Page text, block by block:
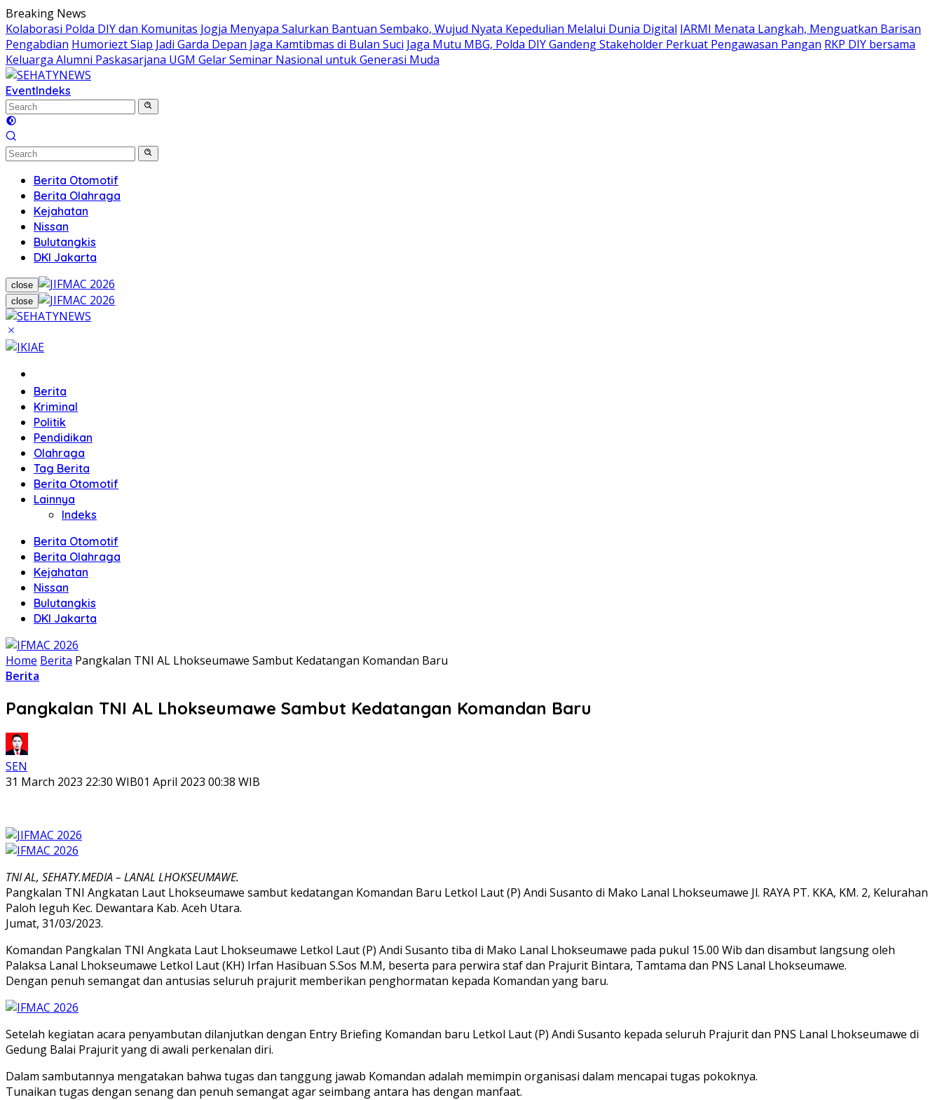
Skip
to
content
Breaking News
Kolaborasi Polda DIY dan Komunitas Jogja Menyapa Salurkan Bantuan Sembako, Wujud Nyata Kepedulian Melalui Dunia Digital IARMI Menata Langkah, Menguatkan Barisan
Pengabdian Humoriezt Siap Jadi Garda Depan Jaga Kamtibmas di Bulan Suci Jaga Mutu MBG, Polda DIY Gandeng Stakeholder Perkuat Pengawasan Pangan RKP DIY bersama
Keluarga Alumni Paskasarjana UGM Gelar Seminar Nasional untuk Generasi Muda
EventIndeks
Berita Otomotif
Berita Olahraga
Kejahatan
Nissan
Bulutangkis
DKI Jakarta
close
close
Berita
Kriminal
Politik
Pendidikan
Olahraga
Tag Berita
Berita Otomotif
Lainnya
Indeks
Berita Otomotif
Berita Olahraga
Kejahatan
Nissan
Bulutangkis
DKI Jakarta
Home Berita Pangkalan TNI AL Lhokseumawe Sambut Kedatangan Komandan Baru
Berita
Pangkalan TNI AL Lhokseumawe Sambut Kedatangan Komandan Baru
SEN
31 March 2023 22:30 WIB01 April 2023 00:38 WIB
TNI AL, SEHATY.MEDIA – LANAL LHOKSEUMAWE.
Pangkalan TNI Angkatan Laut Lhokseumawe sambut kedatangan Komandan Baru Letkol Laut (P) Andi Susanto di Mako Lanal Lhokseumawe Jl. RAYA PT. KKA, KM. 2, Kelurahan
Paloh Ieguh Kec. Dewantara Kab. Aceh Utara.
Jumat, 31/03/2023.
Komandan Pangkalan TNI Angkata Laut Lhokseumawe Letkol Laut (P) Andi Susanto tiba di Mako Lanal Lhokseumawe pada pukul 15.00 Wib dan disambut langsung oleh
Palaksa Lanal Lhokseumawe Letkol Laut (KH) Irfan Hasibuan S.Sos M.M, beserta para perwira staf dan Prajurit Bintara, Tamtama dan PNS Lanal Lhokseumawe.
Dengan penuh semangat dan antusias seluruh prajurit memberikan penghormatan kepada Komandan yang baru.
Setelah kegiatan acara penyambutan dilanjutkan dengan Entry Briefing Komandan baru Letkol Laut (P) Andi Susanto kepada seluruh Prajurit dan PNS Lanal Lhokseumawe di
Gedung Balai Prajurit yang di awali perkenalan diri.
Dalam sambutannya mengatakan bahwa tugas dan tanggung jawab Komandan adalah memimpin organisasi dalam mencapai tugas pokoknya.
Tunaikan tugas dengan senang dan penuh semangat agar seimbang antara has dengan manfaat.